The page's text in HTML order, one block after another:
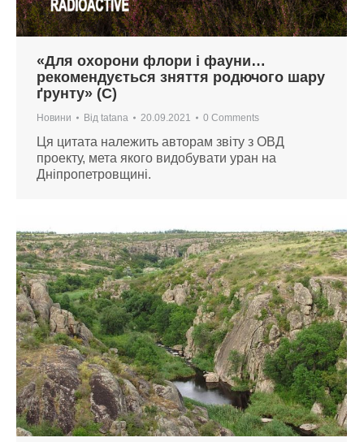
«Для охорони флори і фауни…
рекомендується зняття родючого шару
ґрунту» (С)
Новини Від tatana 20.09.2021 0 Comments
Ця цитата належить авторам звіту з ОВД
проекту, мета якого видобувати уран на
Дніпропетровщині.